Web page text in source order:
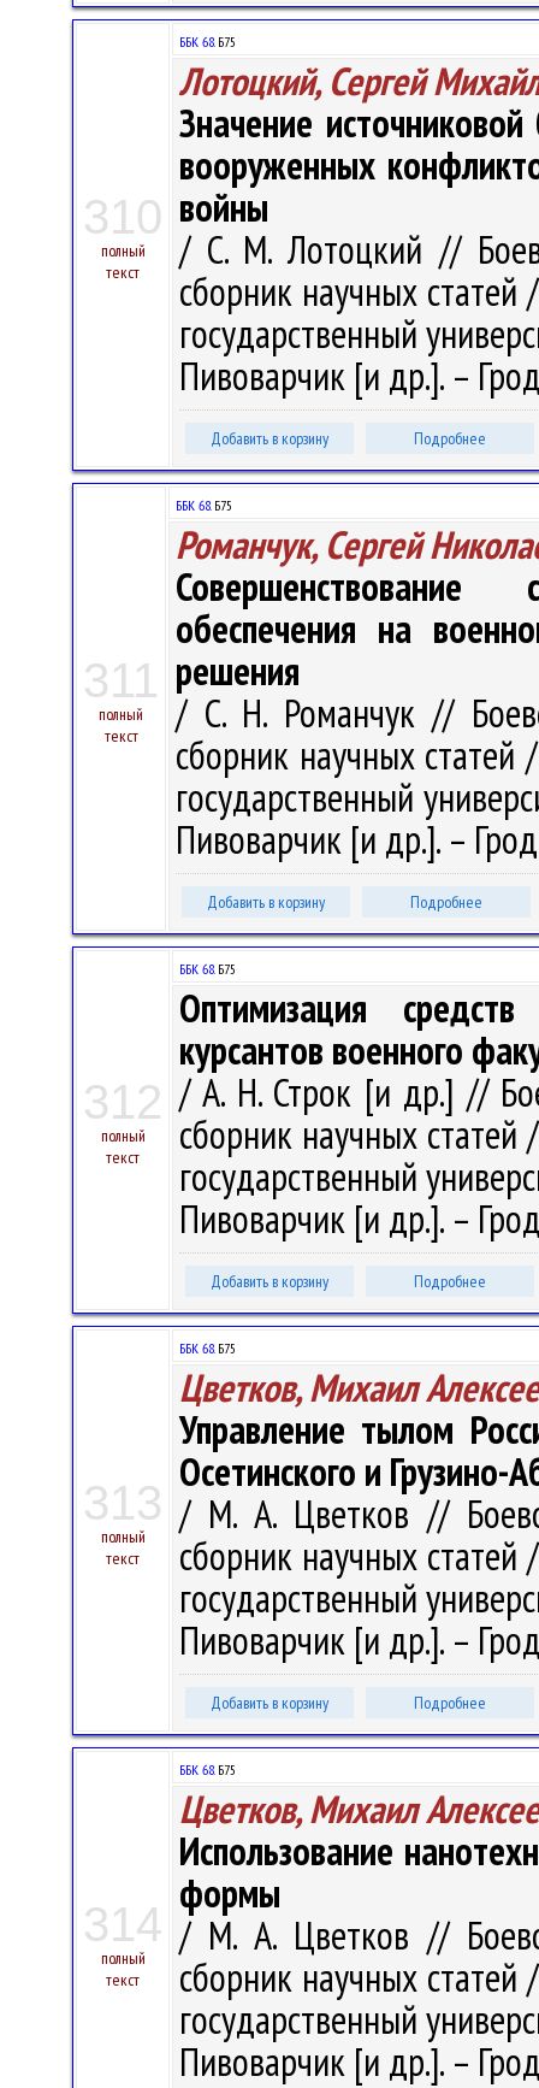
310
полный
текст
ББК 68.Б75
Лотоцкий, Сергей
Значение
вооруженных
войны
/ С. М. Лотоцкий //
сборник научных
государственный
Пивоварчик [и др.]. –
Добавить в корзину Подробнее
311
полный
текст
ББК 68.Б75
Романчук, Сергей
Совершенствование
обеспечения на
решения
/ С. Н. Романчук //
сборник научных
государственный
Пивоварчик [и др.]. –
Добавить в корзину Подробнее
312
полный
текст
ББК 68.Б75
Оптимизация
курсантов военного
/ А. Н. Строк [и др.] //
сборник научных
государственный
Пивоварчик [и др.]. –
Добавить в корзину Подробнее
313
полный
текст
ББК 68.Б75
Цветков, Михаил
Управление тылом
Осетинского и Грузино-
/ М. А. Цветков //
сборник научных
государственный
Пивоварчик [и др.]. –
Добавить в корзину Подробнее
314
полный
текст
ББК 68.Б75
Цветков, Михаил
Использование
формы
/ М. А. Цветков //
сборник научных
государственный
Пивоварчик [и др.]. –